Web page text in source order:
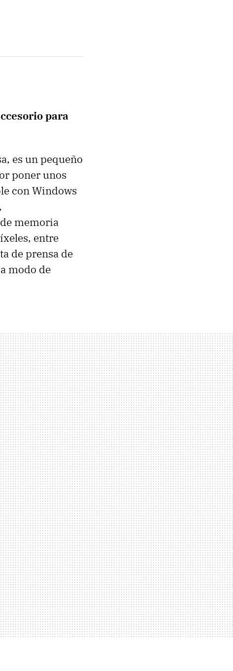
para
es un pequeño
poner unos
con Windows
memoria
entre
de prensa de
modo de